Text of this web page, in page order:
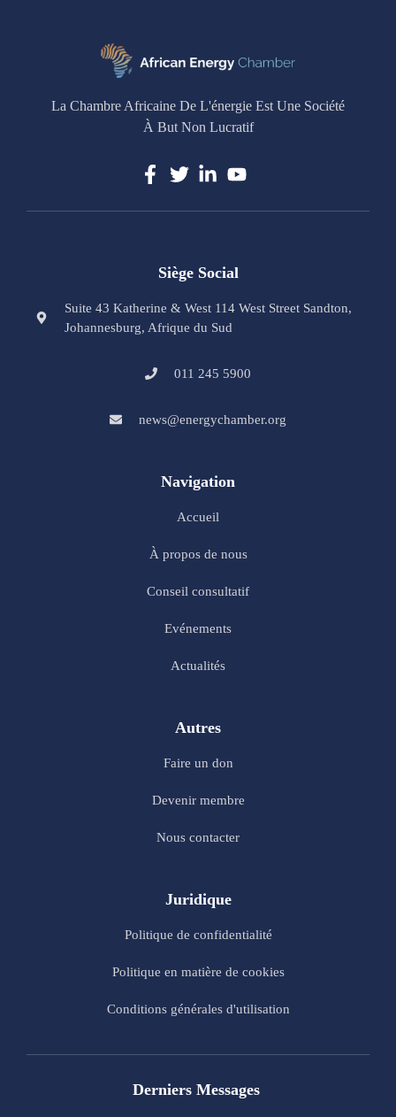
La Chambre Africaine De L'énergie Est Une Société
À But Non Lucratif
Siège Social
Suite 43 Katherine & West 114 West Street Sandton,
Johannesburg, Afrique du Sud
011 245 5900
news@energychamber.org
Navigation
Accueil
À propos de nous
Conseil consultatif
Evénements
Actualités
Autres
Faire un don
Devenir membre
Nous contacter
Juridique
Politique de confidentialité
Politique en matière de cookies
Conditions générales d'utilisation
Derniers Messages